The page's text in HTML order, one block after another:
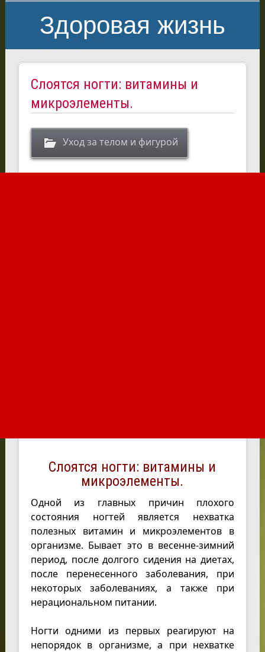
Здоровая жизнь
Слоятся ногти: витамины и
микроэлементы.
Уход за телом и фигурой
Слоятся ногти: витамины и
микроэлементы.
Одной из главных причин плохого
состояния ногтей является нехватка
полезных витамин и микроэлементов в
организме. Бывает это в весенне-зимний
период, после долгого сидения на диетах,
после перенесенного заболевания, при
некоторых заболеваниях, а также при
нерациональном питании.
Ногти одними из первых реагируют на
непорядок в организме, а при нехватке